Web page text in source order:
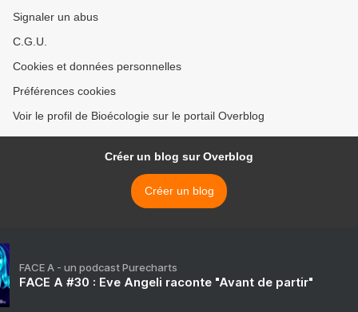
Signaler un abus
C.G.U.
Cookies et données personnelles
Préférences cookies
Voir le profil de Bioécologie sur le portail Overblog
Créer un blog sur Overblog
Créer un blog
FACE A - un podcast Purecharts
FACE A #30 : Eve Angeli raconte "Avant de partir"